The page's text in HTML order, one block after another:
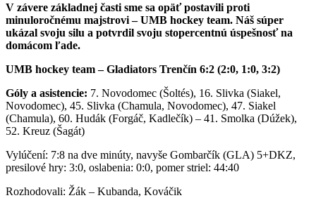
V závere základnej časti sme sa opäť postavili proti
minuloročnému majstrovi – UMB hockey team. Náš súper
ukázal svoju silu a potvrdil svoju stopercentnú úspešnosť na
domácom ľade.
UMB hockey team – Gladiators Trenčín 6:2 (2:0, 1:0, 3:2)
Góly a asistencie: 7. Novodomec (Šoltés), 16. Slivka (Siakel,
Novodomec), 45. Slivka (Chamula, Novodomec), 47. Siakel
(Chamula), 60. Hudák (Forgáč, Kadlečík) – 41. Smolka (Dúžek),
52. Kreuz (Šagát)
Vylúčení: 7:8 na dve minúty, navyše Gombarčík (GLA) 5+DKZ,
presilové hry: 3:0, oslabenia: 0:0, pomer striel: 44:40
Rozhodovali: Žák – Kubanda, Kováčik